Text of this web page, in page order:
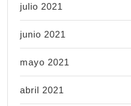
julio 2021
junio 2021
mayo 2021
abril 2021